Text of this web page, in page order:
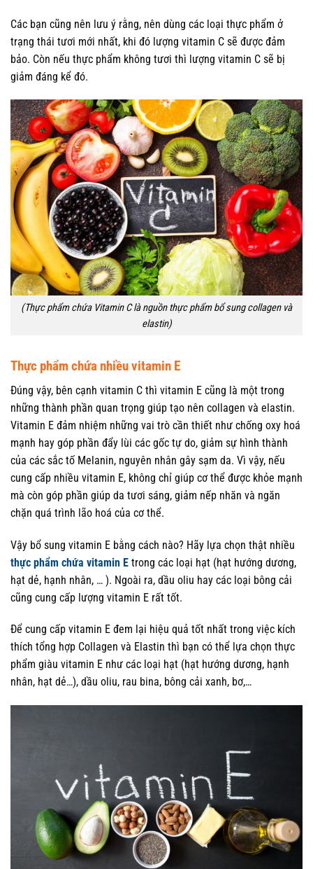
Các bạn cũng nên lưu ý rằng, nên dùng các loại thực phẩm ở
trạng thái tươi mới nhất, khi đó lượng vitamin C sẽ được đảm
bảo. Còn nếu thực phẩm không tươi thì lượng vitamin C sẽ bị
giảm đáng kể đó.
(Thực phẩm chứa Vitamin C là nguồn thực phẩm bổ sung collagen và
elastin)
Thực phẩm chứa nhiều vitamin E
Đúng vậy, bên cạnh vitamin C thì vitamin E cũng là một trong
những thành phần quan trọng giúp tạo nên collagen và elastin.
Vitamin E đảm nhiệm những vai trò cần thiết như chống oxy hoá
mạnh hay góp phần đẩy lùi các gốc tự do, giảm sự hình thành
của các sắc tố Melanin, nguyên nhân gây sạm da. Vì vậy, nếu
cung cấp nhiều vitamin E, không chỉ giúp cơ thể được khỏe mạnh
mà còn góp phần giúp da tươi sáng, giảm nếp nhăn và ngăn
chặn quá trình lão hoá của cơ thể.
Vậy bổ sung vitamin E bằng cách nào? Hãy lựa chọn thật nhiều
thực phẩm chứa vitamin E trong các loại hạt (hạt hướng dương,
hạt dẻ, hạnh nhân, … ). Ngoài ra, dầu oliu hay các loại bông cải
cũng cung cấp lượng vitamin E rất tốt.
Để cung cấp vitamin E đem lại hiệu quả tốt nhất trong việc kích
thích tổng hợp Collagen và Elastin thì bạn có thể lựa chọn thực
phẩm giàu vitamin E như các loại hạt (hạt hướng dương, hạnh
nhân, hạt dẻ…), dầu oliu, rau bina, bông cải xanh, bơ,…